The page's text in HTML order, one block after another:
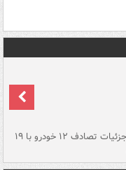
تشریح جزئیات تصادف ۱۲ خودرو با ۱۹